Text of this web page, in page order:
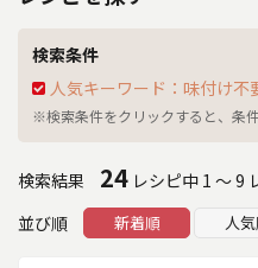
検索条件
人気キーワード：味付け不
※検索条件をクリックすると、条
検索結果 24 レシピ中 1 ～ 9
並び順
新着順 人